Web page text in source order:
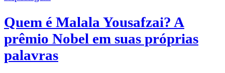
Quem é Malala Yousafzai? A
prêmio Nobel em suas próprias
palavras